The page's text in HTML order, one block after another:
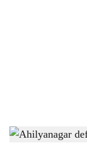
Ahilyanagar defence hub-